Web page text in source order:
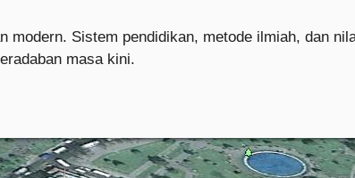
modern. Sistem pendidikan, metode ilmiah, dan
masa kini.